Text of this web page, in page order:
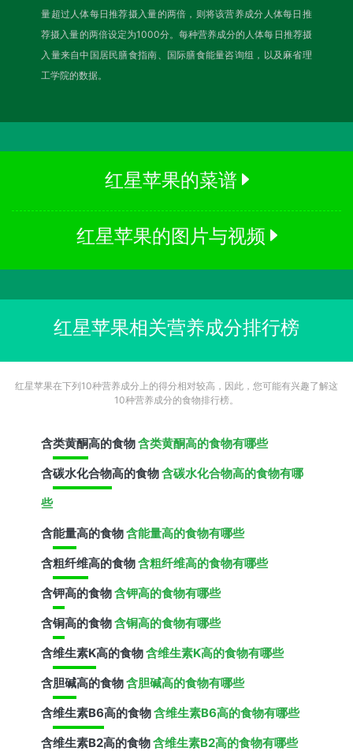
量超过人体每日推荐摄入量的两倍，则将该营养成分人体每日推
荐摄入量的两倍设定为1000分。每种营养成分的人体每日推荐摄
入量来自中国居民膳食指南、国际膳食能量咨询组，以及麻省理
工学院的数据。
红星苹果的菜谱
红星苹果的图片与视频
红星苹果相关营养成分排行榜
红星苹果在下列10种营养成分上的得分相对较高，因此，您可能有兴趣了解这
10种营养成分的食物排行榜。
含类黄酮高的食物含类黄酮高的食物有哪些
含碳水化合物高的食物含碳水化合物高的食物有哪
些
含能量高的食物含能量高的食物有哪些
含粗纤维高的食物含粗纤维高的食物有哪些
含钾高的食物含钾高的食物有哪些
含铜高的食物含铜高的食物有哪些
含维生素K高的食物含维生素K高的食物有哪些
含胆碱高的食物含胆碱高的食物有哪些
含维生素B6高的食物含维生素B6高的食物有哪些
含维生素B2高的食物含维生素B2高的食物有哪些